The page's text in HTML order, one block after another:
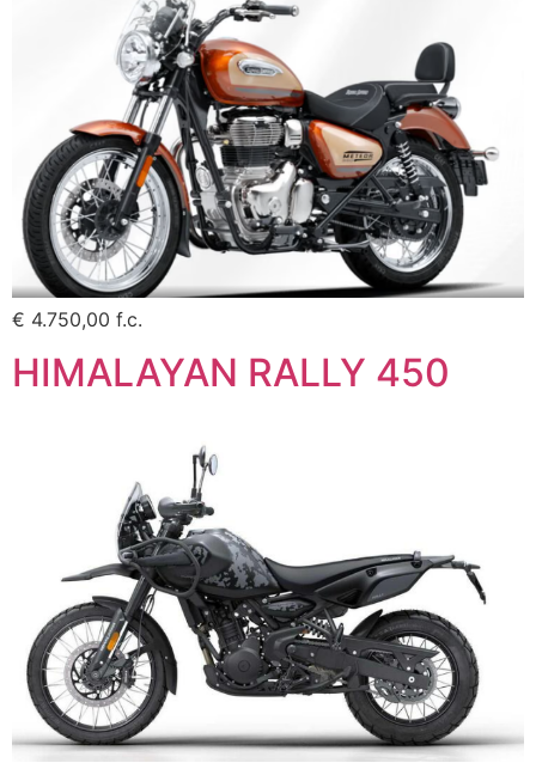
€ 4.750,00 f.c.
HIMALAYAN RALLY 450